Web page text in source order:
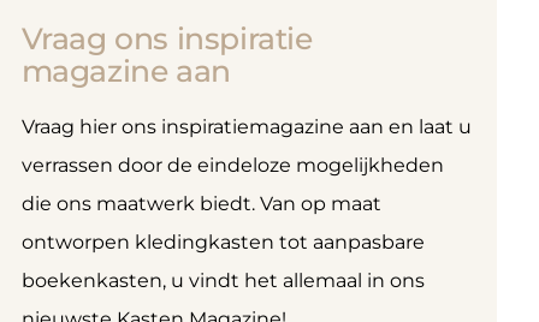
Vraag ons inspiratie
magazine aan
Vraag hier ons inspiratiemagazine aan en laat u
verrassen door de eindeloze mogelijkheden
die ons maatwerk biedt. Van op maat
ontworpen kledingkasten tot aanpasbare
boekenkasten, u vindt het allemaal in ons